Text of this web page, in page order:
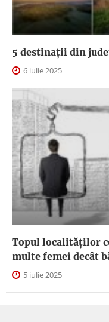
5 destinații din
6 iulie 2025
Topul localităților
multe femei decât
5 iulie 2025